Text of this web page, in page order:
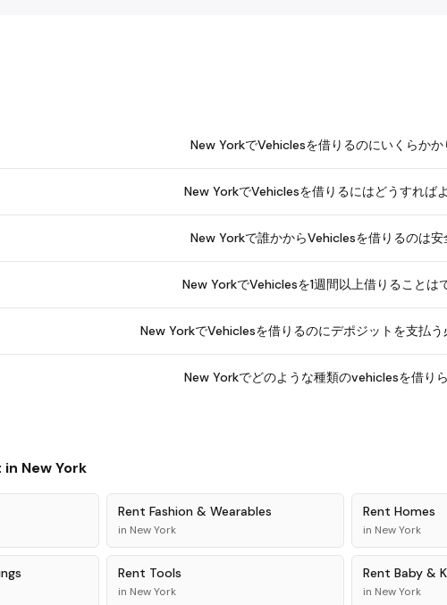
New YorkでVehiclesを借りるのにいくらかか
New YorkでVehiclesを借りるにはどうすれば
New Yorkで誰かからVehiclesを借りるのは安
New YorkでVehiclesを1週間以上借りることは
New YorkでVehiclesを借りるのにデポジットを支払う
New Yorkでどのような種類のvehiclesを借り
in New York
Rent Fashion & Wearables
in New York
Rent Homes
in New York
Rent Tools
in New York
Rent Baby &
in New York